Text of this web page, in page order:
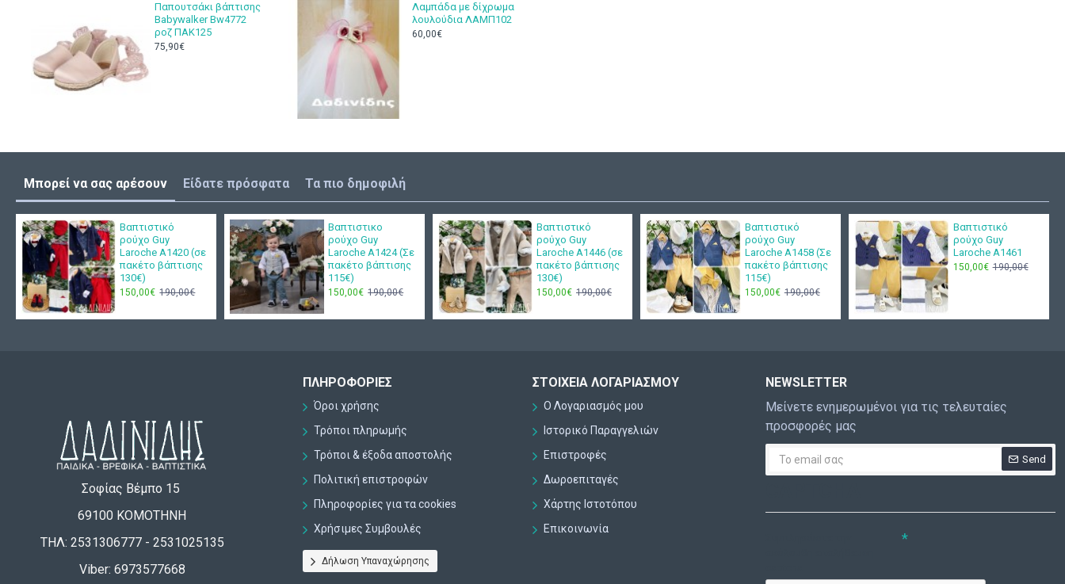
Παπουτσάκι βάπτισης
Babywalker Bw4772
ροζ ΠΑΚ125
75,90€
Λαμπάδα με δίχρωμα
λουλούδια ΛΑΜΠ102
60,00€
Μπορεί να σας αρέσουν Είδατε πρόσφατα Τα πιο δημοφιλή
Βαπτιστικό
ρούχο Guy
Laroche Α1420 (σε
πακέτο βάπτισης
130€)
150,00€ 190,00€
Βαπτιστικο
ρούχο Guy
Laroche Α1424 (Σε
πακέτο βάπτισης
115€)
150,00€ 190,00€
Βαπτιστικό
ρούχο Guy
Laroche Α1446 (σε
πακέτο βάπτισης
130€)
150,00€ 190,00€
Βαπτιστικό
ρούχο Guy
Laroche Α1458 (Σε
πακέτο βάπτισης
115€)
150,00€ 190,00€
Βαπτιστικό
ρούχο Guy
Laroche Α1461
150,00€ 190,00€
Σοφίας Βέμπο 15
69100 ΚΟΜΟΤΗΝΗ
ΤΗΛ: 2531306777 - 2531025135
Viber: 6973577668
ΠΛΗΡΟΦΟΡΊΕΣ
Όροι χρήσης
Τρόποι πληρωμής
Τρόποι & έξοδα αποστολής
Πολιτική επιστροφών
Πληροφορίες για τα cookies
Χρήσιμες Συμβουλές
Δήλωση Υπαναχώρησης
ΣΤΟΙΧΕΊΑ ΛΟΓΑΡΙΑΣΜΟΎ
Ο Λογαριασμός μου
Ιστορικό Παραγγελιών
Επιστροφές
Δωροεπιταγές
Χάρτης Ιστοτόπου
Επικοινωνία
NEWSLETTER
Μείνετε ενημερωμένοι για τις τελευταίες
προσφορές μας
Send